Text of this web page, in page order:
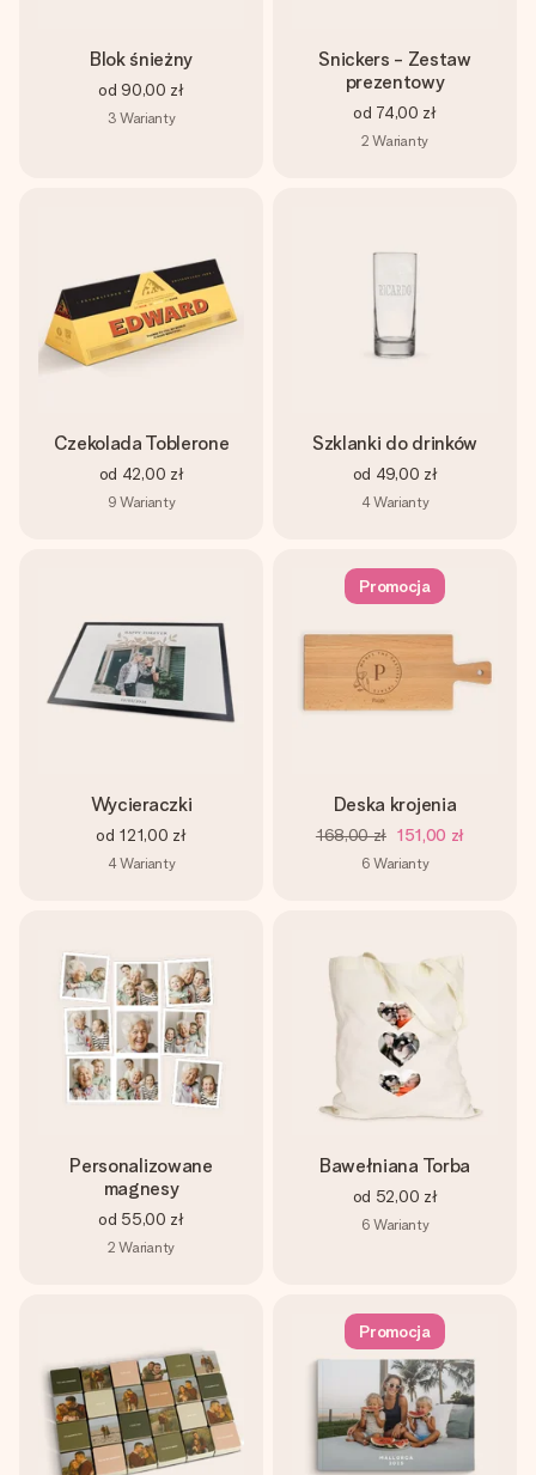
Blok śnieżny
od 90,00 zł
3 Warianty
Snickers - Zestaw
prezentowy
od 74,00 zł
2 Warianty
Czekolada Toblerone
od 42,00 zł
9 Warianty
Szklanki do drinków
od 49,00 zł
4Warianty
Wycieraczki
od 121,00 zł
4Warianty
Promocja
Deska krojenia
168,00 zł 151,00 zł
6 Warianty
Personalizowane
magnesy
od 55,00 zł
2 Warianty
Bawełniana Torba
od 52,00 zł
6 Warianty
Promocja